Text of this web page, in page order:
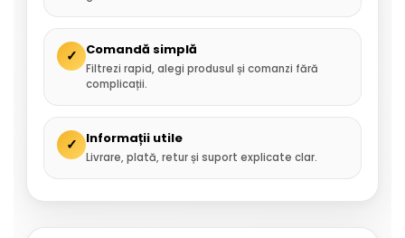
✓ Comandă simplă
Filtrezi rapid, alegi produsul și comanzi fără
complicații.
✓ Informații utile
Livrare, plată, retur și suport explicate clar.